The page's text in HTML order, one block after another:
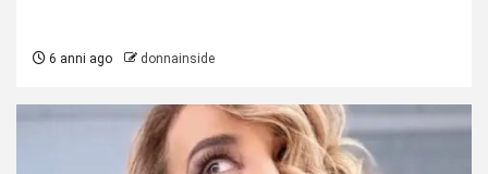
6 anni ago donnainside